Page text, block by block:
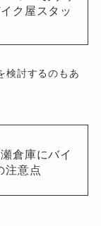
ク屋スタッ
検討するのもあ
倉庫にバイ
注意点